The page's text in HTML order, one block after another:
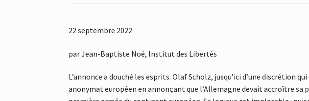
22 septembre 2022
par Jean-Baptiste Noé, Institut des Libertés
L’annonce a douché les esprits. Olaf Scholz, jusqu’ici d’une discrétion
anonymat européen en annonçant que l’Allemagne devait accroître sa